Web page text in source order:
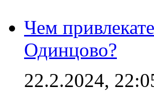
Чем
Одинцово?
22.2.2024,